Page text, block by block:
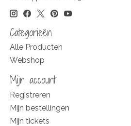
Categorieën
Alle Producten
Webshop
Mijn account
Registreren
Mijn bestellingen
Mijn tickets